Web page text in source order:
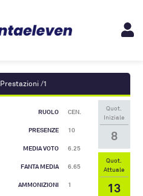
Prestazioni /1
RUOLO CEN.
PRESENZE 10
MEDIA VOTO 6.25
FANTA MEDIA 6.65
AMMONIZIONI 1
Quot.
Iniziale
8
Quot.
Attuale
13